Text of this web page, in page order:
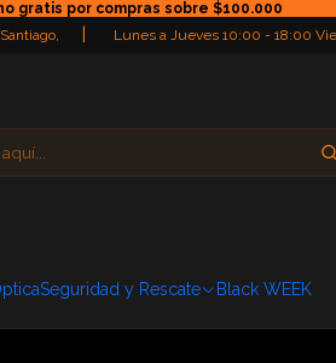
gratis por compras sobre $100.000
Lunes a Jueves 10:00 - 18:00
Seguridad y Rescate Black WEEK